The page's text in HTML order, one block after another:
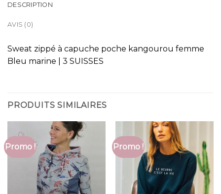
DESCRIPTION
AVIS (0)
Sweat zippé à capuche poche kangourou femme
Bleu marine | 3 SUISSES
PRODUITS SIMILAIRES
Promo ! Promo !